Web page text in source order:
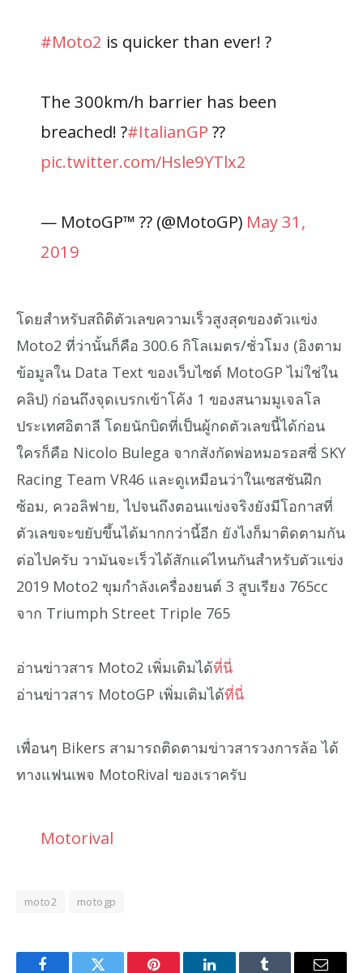
#Moto2 is quicker than ever! ?
The 300km/h barrier has been
breached! ?#ItalianGP ??
pic.twitter.com/Hsle9YTlx2
— MotoGP™ ?? (@MotoGP) May 31,
2019
โดยสำหรับสถิติตัวเลขความเร็วสูงสุดของตัวแข่ง
Moto2 ที่ว่านั้นก็คือ 300.6 กิโลเมตร/ชั่วโมง (อิงตาม
ข้อมูลใน Data Text ของเว็บไซต์ MotoGP ไม่ใช่ใน
คลิป) ก่อนถึงจุดเบรกเข้าโค้ง 1 ของสนามมูเจลโล
ประเทศอิตาลี โดยนักบิดที่เป็นผู้กดตัวเลขนี้ได้ก่อน
ใครก็คือ Nicolo Bulega จากสังกัดพ่อหมอรอสซี่ SKY
Racing Team VR46 และดูเหมือนว่าในเซสชันฝึก
ซ้อม, ควอลิฟาย, ไปจนถึงตอนแข่งจริงยังมีโอกาสที่
ตัวเลขจะขยับขึ้นได้มากกว่านี้อีก ยังไงก็มาติดตามกัน
ต่อไปครับ วามันจะเร็วได้สักแค่ไหนกันสำหรับตัวแข่ง
2019 Moto2 ขุมกำลังเครื่องยนต์ 3 สูบเรียง 765cc
จาก Triumph Street Triple 765
อ่านข่าวสาร Moto2 เพิ่มเติมได้ที่นี่
อ่านข่าวสาร MotoGP เพิ่มเติมได้ที่นี่
เพื่อนๆ Bikers สามารถติดตามข่าวสารวงการล้อ ได้
ทางแฟนเพจ MotoRival ของเราครับ
Motorival
moto2 motogp